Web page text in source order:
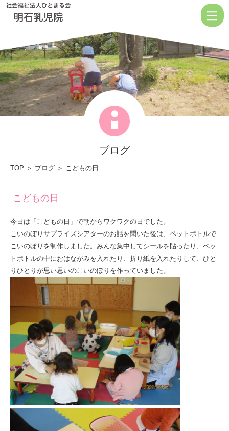
も
の
日
|
社
法
ひ
と
ま
る
会
ブログ
TOP ＞ ブログ ＞ こどもの日
こどもの日
今日は「こどもの日」で朝からワクワクの日でした。
こいのぼりサプライズシアターのお話を聞いた後は、ペットボトルで
こいのぼりを制作しました。みんな集中してシールを貼ったり、ペッ
トボトルの中におはながみを入れたり、折り紙を入れたりして、ひと
りひとりが思い思いのこいのぼりを作っていました。